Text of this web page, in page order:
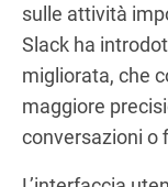
sulle attività
Slack ha
migliorata, che
maggiore
conversazioni o